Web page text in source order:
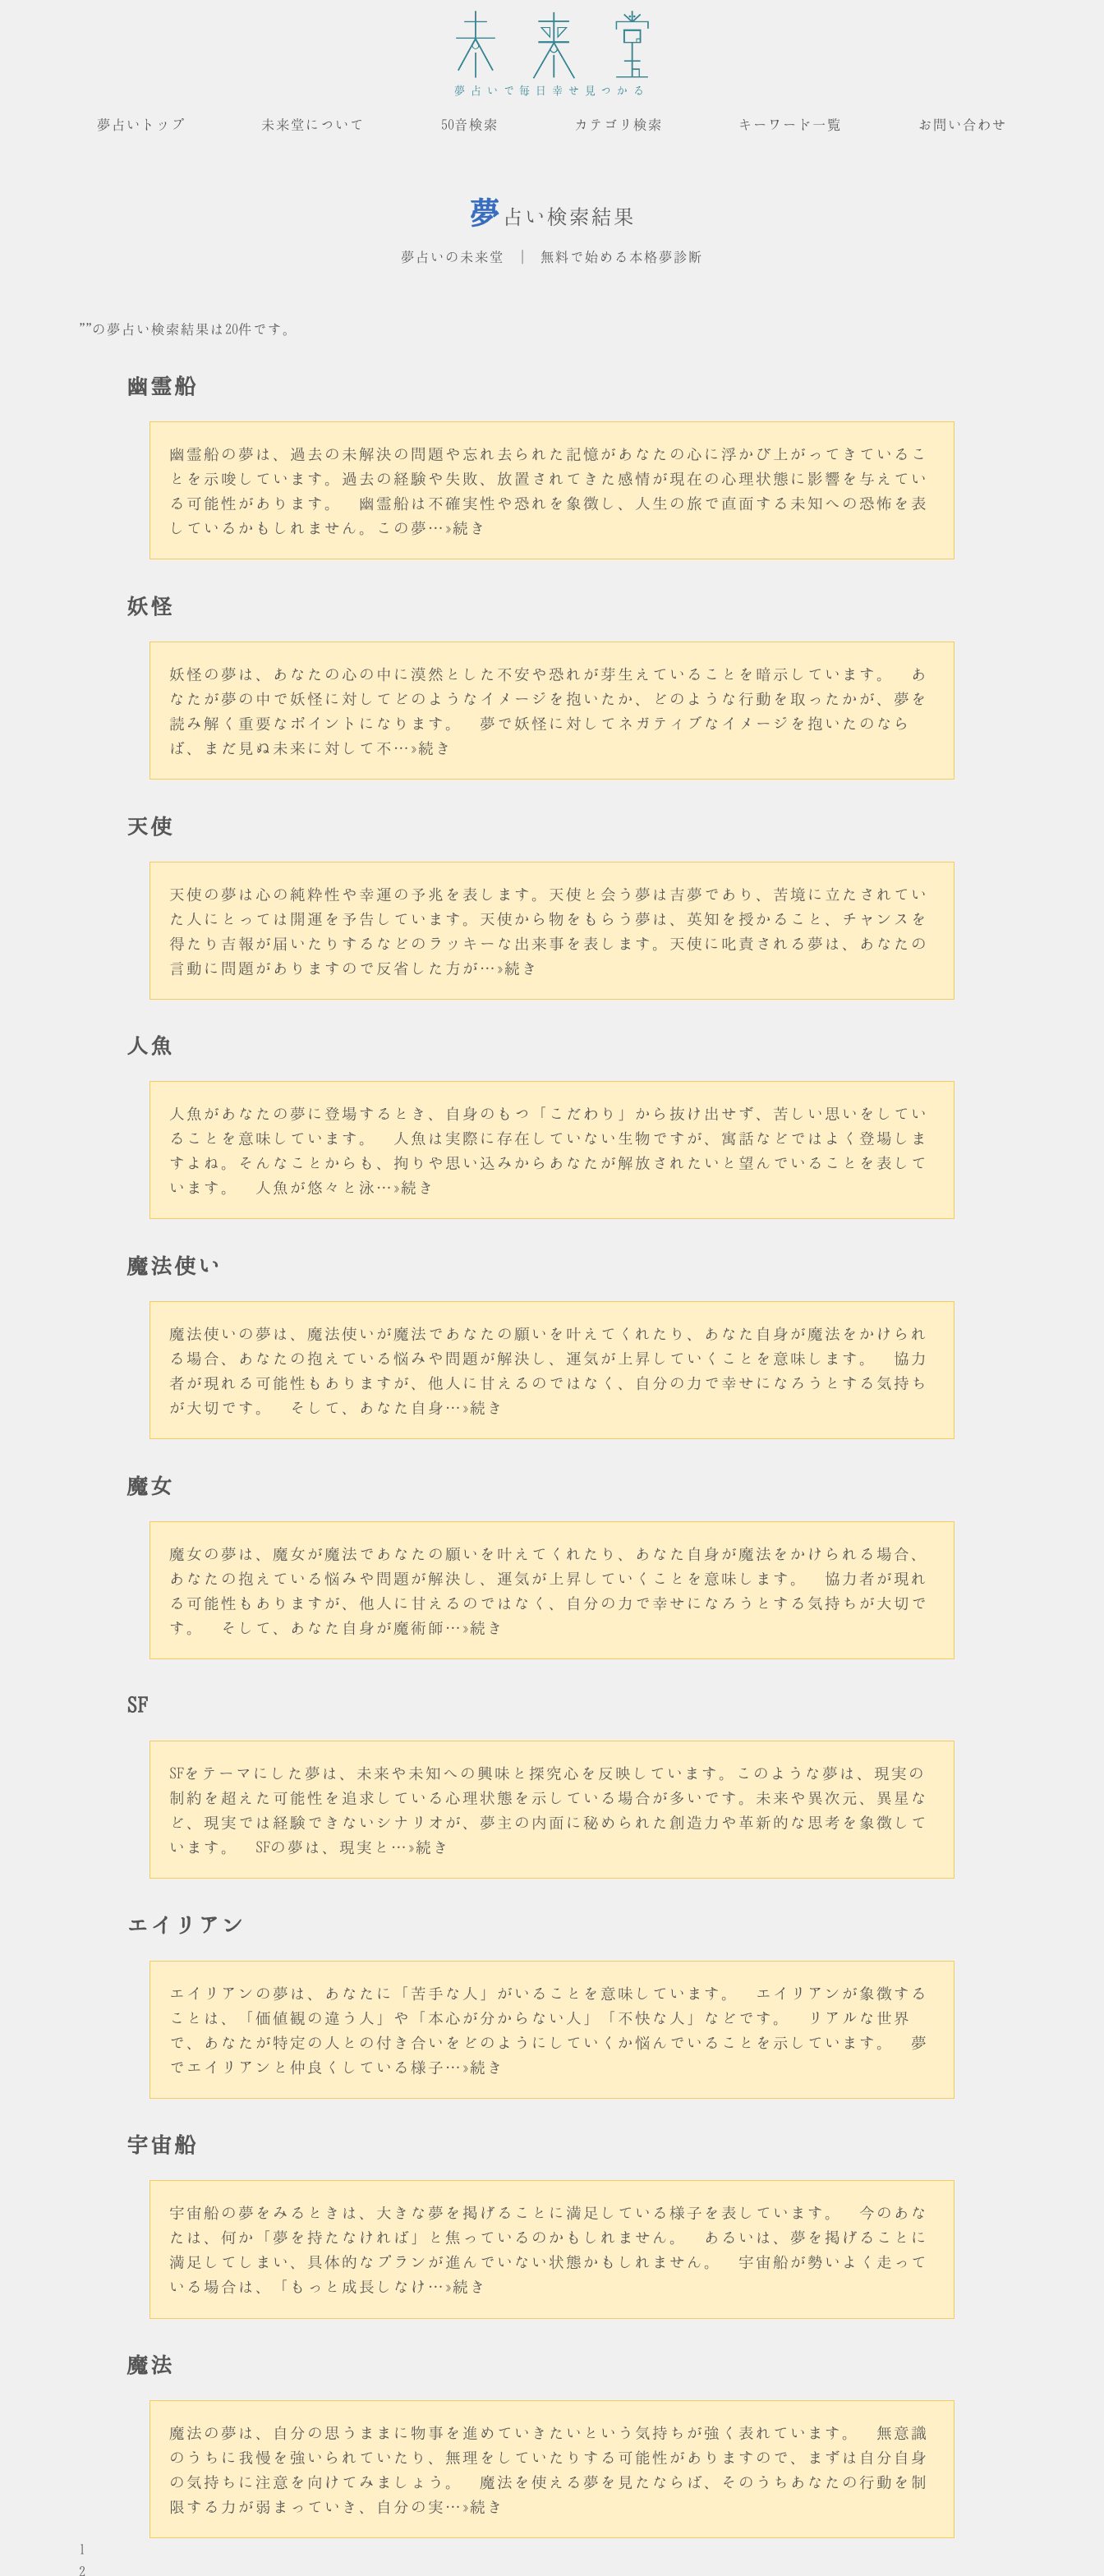
夢占いで毎日幸せ見つかる
夢占いトップ 未来堂について 50音検索 カテゴリ検索 キーワード一覧 お問い合わせ
夢 占い検索結果
夢占いの未来堂 | 無料で始める本格夢診断
""の夢占い検索結果は20件です。
幽霊船
幽霊船の夢は、過去の未解決の問題や忘れ去られた記憶があなたの心に浮かび上がってきているこ
とを示唆しています。過去の経験や失敗、放置されてきた感情が現在の心理状態に影響を与えてい
る可能性があります。 幽霊船は不確実性や恐れを象徴し、人生の旅で直面する未知への恐怖を表
しているかもしれません。この夢…»続き
妖怪
妖怪の夢は、あなたの心の中に漠然とした不安や恐れが芽生えていることを暗示しています。 あ
なたが夢の中で妖怪に対してどのようなイメージを抱いたか、どのような行動を取ったかが、夢を
読み解く重要なポイントになります。 夢で妖怪に対してネガティブなイメージを抱いたのなら
ば、まだ見ぬ未来に対して不…»続き
天使
天使の夢は心の純粋性や幸運の予兆を表します。天使と会う夢は吉夢であり、苦境に立たされてい
た人にとっては開運を予告しています。天使から物をもらう夢は、英知を授かること、チャンスを
得たり吉報が届いたりするなどのラッキーな出来事を表します。天使に叱責される夢は、あなたの
言動に問題がありますので反省した方が…»続き
人魚
人魚があなたの夢に登場するとき、自身のもつ「こだわり」から抜け出せず、苦しい思いをしてい
ることを意味しています。 人魚は実際に存在していない生物ですが、寓話などではよく登場しま
すよね。そんなことからも、拘りや思い込みからあなたが解放されたいと望んでいることを表して
います。 人魚が悠々と泳…»続き
魔法使い
魔法使いの夢は、魔法使いが魔法であなたの願いを叶えてくれたり、あなた自身が魔法をかけられ
る場合、あなたの抱えている悩みや問題が解決し、運気が上昇していくことを意味します。 協力
者が現れる可能性もありますが、他人に甘えるのではなく、自分の力で幸せになろうとする気持ち
が大切です。 そして、あなた自身…»続き
魔女
魔女の夢は、魔女が魔法であなたの願いを叶えてくれたり、あなた自身が魔法をかけられる場合、
あなたの抱えている悩みや問題が解決し、運気が上昇していくことを意味します。 協力者が現れ
る可能性もありますが、他人に甘えるのではなく、自分の力で幸せになろうとする気持ちが大切で
す。 そして、あなた自身が魔術師…»続き
SF
SFをテーマにした夢は、未来や未知への興味と探究心を反映しています。このような夢は、現実の
制約を超えた可能性を追求している心理状態を示している場合が多いです。未来や異次元、異星な
ど、現実では経験できないシナリオが、夢主の内面に秘められた創造力や革新的な思考を象徴して
います。 SFの夢は、現実と…»続き
エイリアン
エイリアンの夢は、あなたに「苦手な人」がいることを意味しています。 エイリアンが象徴する
ことは、「価値観の違う人」や「本心が分からない人」「不快な人」などです。 リアルな世界
で、あなたが特定の人との付き合いをどのようにしていくか悩んでいることを示しています。 夢
でエイリアンと仲良くしている様子…»続き
宇宙船
宇宙船の夢をみるときは、大きな夢を掲げることに満足している様子を表しています。 今のあな
たは、何か「夢を持たなければ」と焦っているのかもしれません。 あるいは、夢を掲げることに
満足してしまい、具体的なプランが進んでいない状態かもしれません。 宇宙船が勢いよく走って
いる場合は、「もっと成長しなけ…»続き
魔法
魔法の夢は、自分の思うままに物事を進めていきたいという気持ちが強く表れています。 無意識
のうちに我慢を強いられていたり、無理をしていたりする可能性がありますので、まずは自分自身
の気持ちに注意を向けてみましょう。 魔法を使える夢を見たならば、そのうちあなたの行動を制
限する力が弱まっていき、自分の実…»続き
1
2